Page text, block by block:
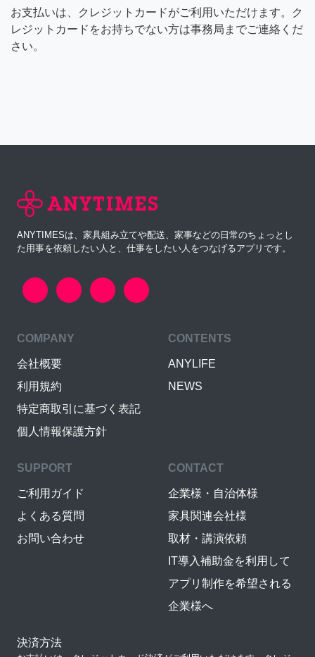
お支払いは、クレジットカードがご利用いただけます。ク
レジットカードをお持ちでない方は事務局までご連絡くだ
さい。
ANYTIMESは、家具組み立てや配送、家事などの日常のちょっとし
た用事を依頼したい人と、仕事をしたい人をつなげるアプリです。
COMPANY
会社概要
利用規約
特定商取引に基づく表記
個人情報保護方針
CONTENTS
ANYLIFE
NEWS
SUPPORT
ご利用ガイド
よくある質問
お問い合わせ
CONTACT
企業様・自治体様
家具関連会社様
取材・講演依頼
IT導入補助金を利用して
アプリ制作を希望される
企業様へ
決済方法